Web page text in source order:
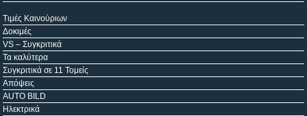
Τιμές Καινούριων
Δοκιμές
VS – Συγκριτικά
Τα καλύτερα
Συγκριτικά σε 11 Τομείς
Απόψεις
AUTO BILD
Ηλεκτρικά